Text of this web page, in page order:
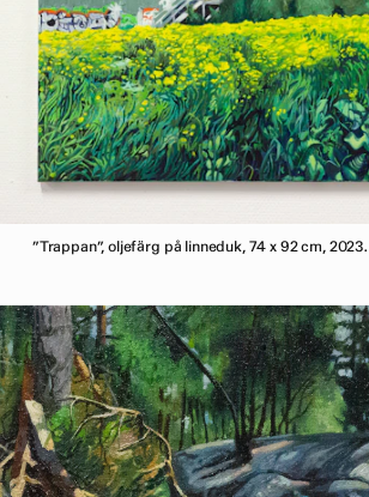
”Trappan”, oljefärg på linneduk, 74 x 92 cm, 2023.